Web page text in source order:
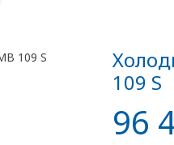
109 S
96